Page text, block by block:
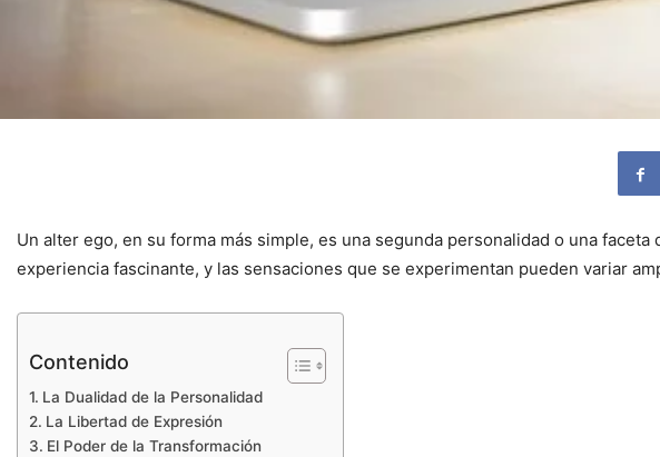
Un alter ego, en su forma más simple, es una segunda personalidad o una
experiencia fascinante, y las sensaciones que se experimentan pueden variar
Contenido
La Dualidad de la Personalidad
La Libertad de Expresión
El Poder de la Transformación